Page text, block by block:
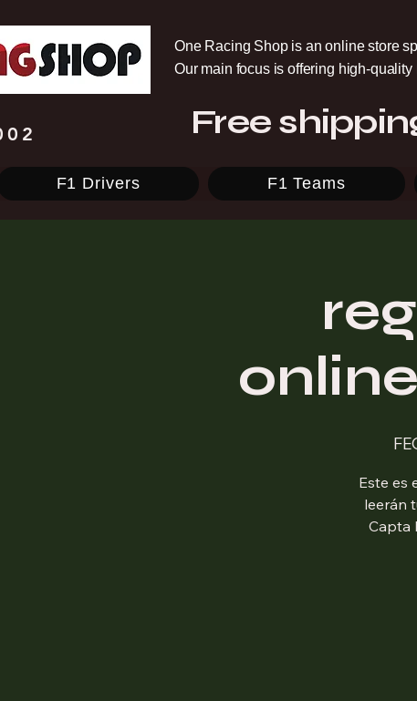
One Racing Shop is an online store
Our main focus is offering high-
Free
F1 Drivers F1 Teams
Este es
leerán
Capta